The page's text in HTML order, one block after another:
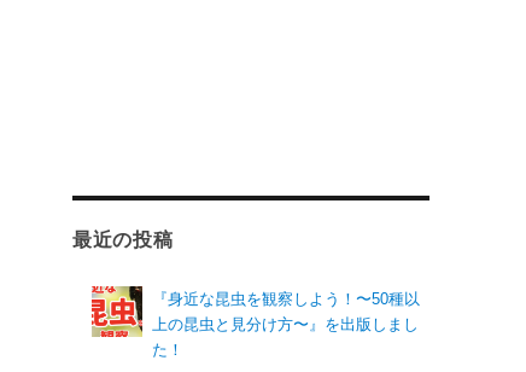
最近の投稿
『身近な昆虫を観察しよう！〜50種以
上の昆虫と見分け方〜』を出版しまし
た！